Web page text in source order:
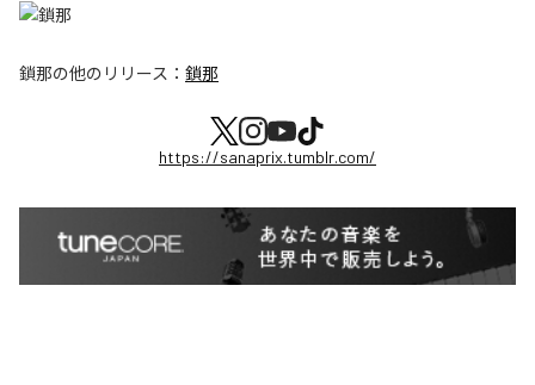
鎖那の他のリリース： 鎖那
https://sanaprix.tumblr.com/